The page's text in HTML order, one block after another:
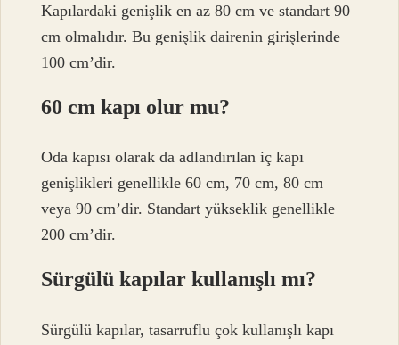
Kapılardaki genişlik en az 80 cm ve standart 90
cm olmalıdır. Bu genişlik dairenin girişlerinde
100 cm’dir.
60 cm kapı olur mu?
Oda kapısı olarak da adlandırılan iç kapı
genişlikleri genellikle 60 cm, 70 cm, 80 cm
veya 90 cm’dir. Standart yükseklik genellikle
200 cm’dir.
Sürgülü kapılar kullanışlı mı?
Sürgülü kapılar, tasarruflu çok kullanışlı kapı